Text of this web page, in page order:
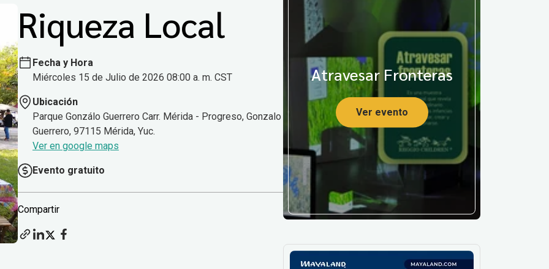
Riqueza Local
Fecha y Hora
Miércoles 15 de Julio de 2026 08:00 a. m. CST
Ubicación
Parque Gonzálo Guerrero Carr. Mérida - Progreso, Gonzalo
Guerrero, 97115 Mérida, Yuc.
Ver en google maps
Evento gratuito
Compartir
Atravesar Fronteras
Ver evento